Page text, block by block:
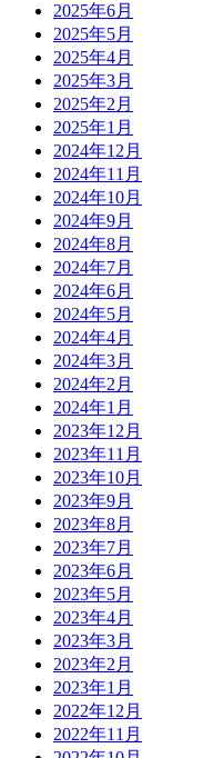
2025年6月
2025年5月
2025年4月
2025年3月
2025年2月
2025年1月
2024年12月
2024年11月
2024年10月
2024年9月
2024年8月
2024年7月
2024年6月
2024年5月
2024年4月
2024年3月
2024年2月
2024年1月
2023年12月
2023年11月
2023年10月
2023年9月
2023年8月
2023年7月
2023年6月
2023年5月
2023年4月
2023年3月
2023年2月
2023年1月
2022年12月
2022年11月